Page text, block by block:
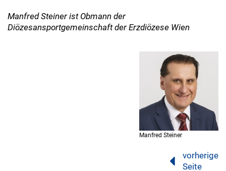
Manfred Steiner ist Obmann der
Diözesansportgemeinschaft der Erzdiözese Wien
Manfred Steiner
vorherige
Seite